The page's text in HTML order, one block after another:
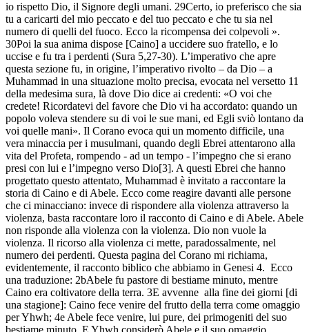
io rispetto Dio, il Signore degli umani. 29Certo, io preferisco che sia
tu a caricarti del mio peccato e del tuo peccato e che tu sia nel
numero di quelli del fuoco. Ecco la ricompensa dei colpevoli ».
30Poi la sua anima dispose [Caino] a uccidere suo fratello, e lo
uccise e fu tra i perdenti (Sura 5,27-30). L’imperativo che apre
questa sezione fu, in origine, l’imperativo rivolto – da Dio – a
Muhammad in una situazione molto precisa, evocata nel versetto 11
della medesima sura, là dove Dio dice ai credenti: «O voi che
credete! Ricordatevi del favore che Dio vi ha accordato: quando un
popolo voleva stendere su di voi le sue mani, ed Egli sviò lontano da
voi quelle mani». Il Corano evoca qui un momento difficile, una
vera minaccia per i musulmani, quando degli Ebrei attentarono alla
vita del Profeta, rompendo - ad un tempo - l’impegno che si erano
presi con lui e l’impegno verso Dio[3]. A questi Ebrei che hanno
progettato questo attentato, Muhammad è invitato a raccontare la
storia di Caino e di Abele. Ecco come reagire davanti alle persone
che ci minacciano: invece di rispondere alla violenza attraverso la
violenza, basta raccontare loro il racconto di Caino e di Abele. Abele
non risponde alla violenza con la violenza. Dio non vuole la
violenza. Il ricorso alla violenza ci mette, paradossalmente, nel
numero dei perdenti. Questa pagina del Corano mi richiama,
evidentemente, il racconto biblico che abbiamo in Genesi 4. Ecco
una traduzione: 2bAbele fu pastore di bestiame minuto, mentre
Caino era coltivatore della terra. 3E avvenne alla fine dei giorni [di
una stagione]: Caino fece venire del frutto della terra come omaggio
per Yhwh; 4e Abele fece venire, lui pure, dei primogeniti del suo
bestiame minuto. E Yhwh considerò Abele e il suo omaggio,